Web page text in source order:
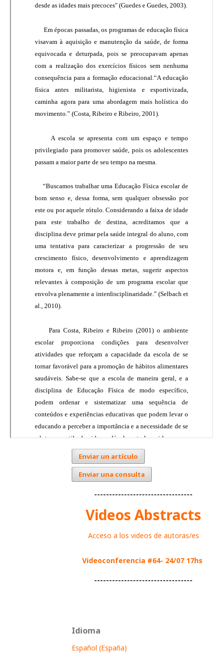
Enviar un artículo
Enviar una consulta
---------------------------------
Videos Abstracts
Acceso a los videos de autoras/es
Videoconferencia #64- 24/07 17hs
---------------------------------
Idioma
Español (España)